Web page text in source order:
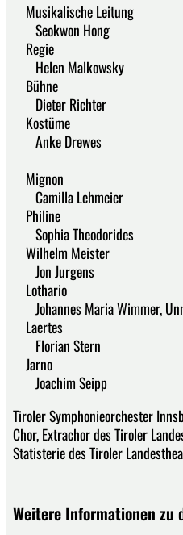
Musikalische Leitung
Seokwon Hong
Regie
Helen Malkowsky
Bühne
Dieter Richter
Kostüme
Anke Drewes
Mignon
Camilla Lehmeier
Philine
Sophia Theodorides
Wilhelm Meister
Jon Jurgens
Lothario
Johannes Maria Wimmer,
Laertes
Florian Stern
Jarno
Joachim Seipp
Tiroler Symphonieorchester
Chor, Extrachor des Tiroler
Statisterie des Tiroler
Weitere Informationen zu